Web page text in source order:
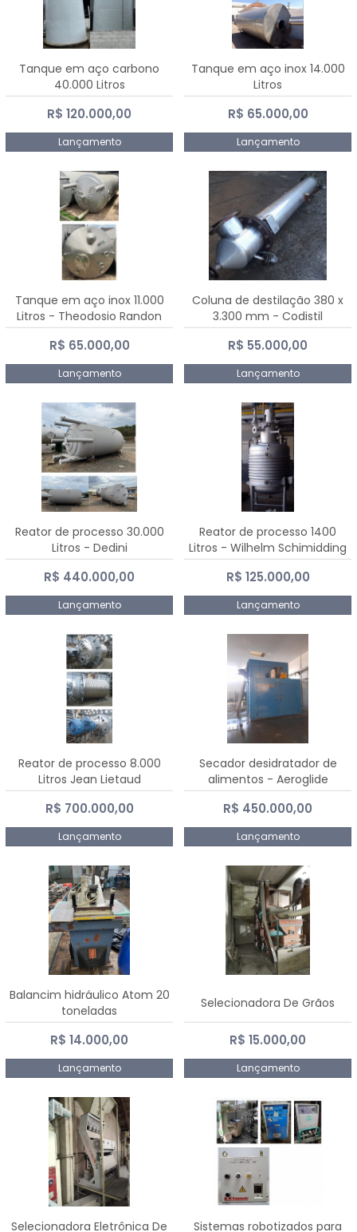
Tanque em aço carbono
40.000 Litros
R$ 120.000,00
Lançamento
Tanque em aço inox 14.000
Litros
R$ 65.000,00
Lançamento
Tanque em aço inox 11.000
Litros - Theodosio Randon
R$ 65.000,00
Lançamento
Coluna de destilação 380 x
3.300 mm - Codistil
R$ 55.000,00
Lançamento
Reator de processo 30.000
Litros - Dedini
R$ 440.000,00
Lançamento
Reator de processo 1400
Litros - Wilhelm Schimidding
R$ 125.000,00
Lançamento
Reator de processo 8.000
Litros Jean Lietaud
R$ 700.000,00
Lançamento
Secador desidratador de
alimentos - Aeroglide
R$ 450.000,00
Lançamento
Balancim hidráulico Atom 20
toneladas
R$ 14.000,00
Lançamento
Selecionadora De Grãos
R$ 15.000,00
Lançamento
Selecionadora Eletrônica De
Sistemas robotizados para